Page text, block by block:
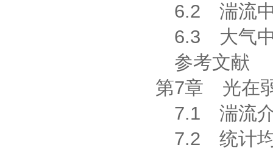
6.2 湍流中
6.3 大气中
参考文献
第7章 光在
7.1 湍流介
7.2 统计均